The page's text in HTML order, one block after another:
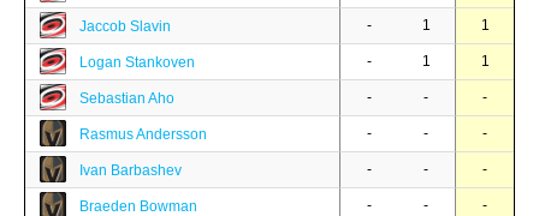
Jaccob Slavin - 1 1
Logan Stankoven - 1 1
Sebastian Aho - - -
Rasmus Andersson - - -
Ivan Barbashev - - -
Braeden Bowman - - -